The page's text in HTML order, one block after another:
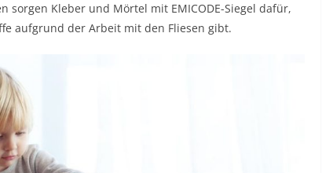
sorgen Kleber und Mörtel mit EMICODE-Siegel dafür,
aufgrund der Arbeit mit den Fliesen gibt.